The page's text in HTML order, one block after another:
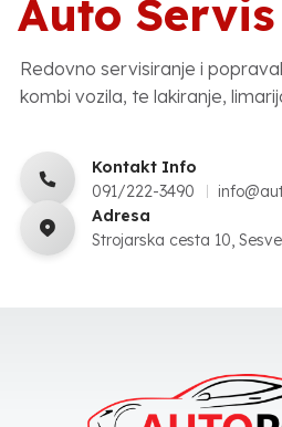
Auto Servis
Redovno servisiranje i
kombi vozila, te lakiranje,
Kontakt Info
091/222-3490
Adresa
Strojarska cesta 10,